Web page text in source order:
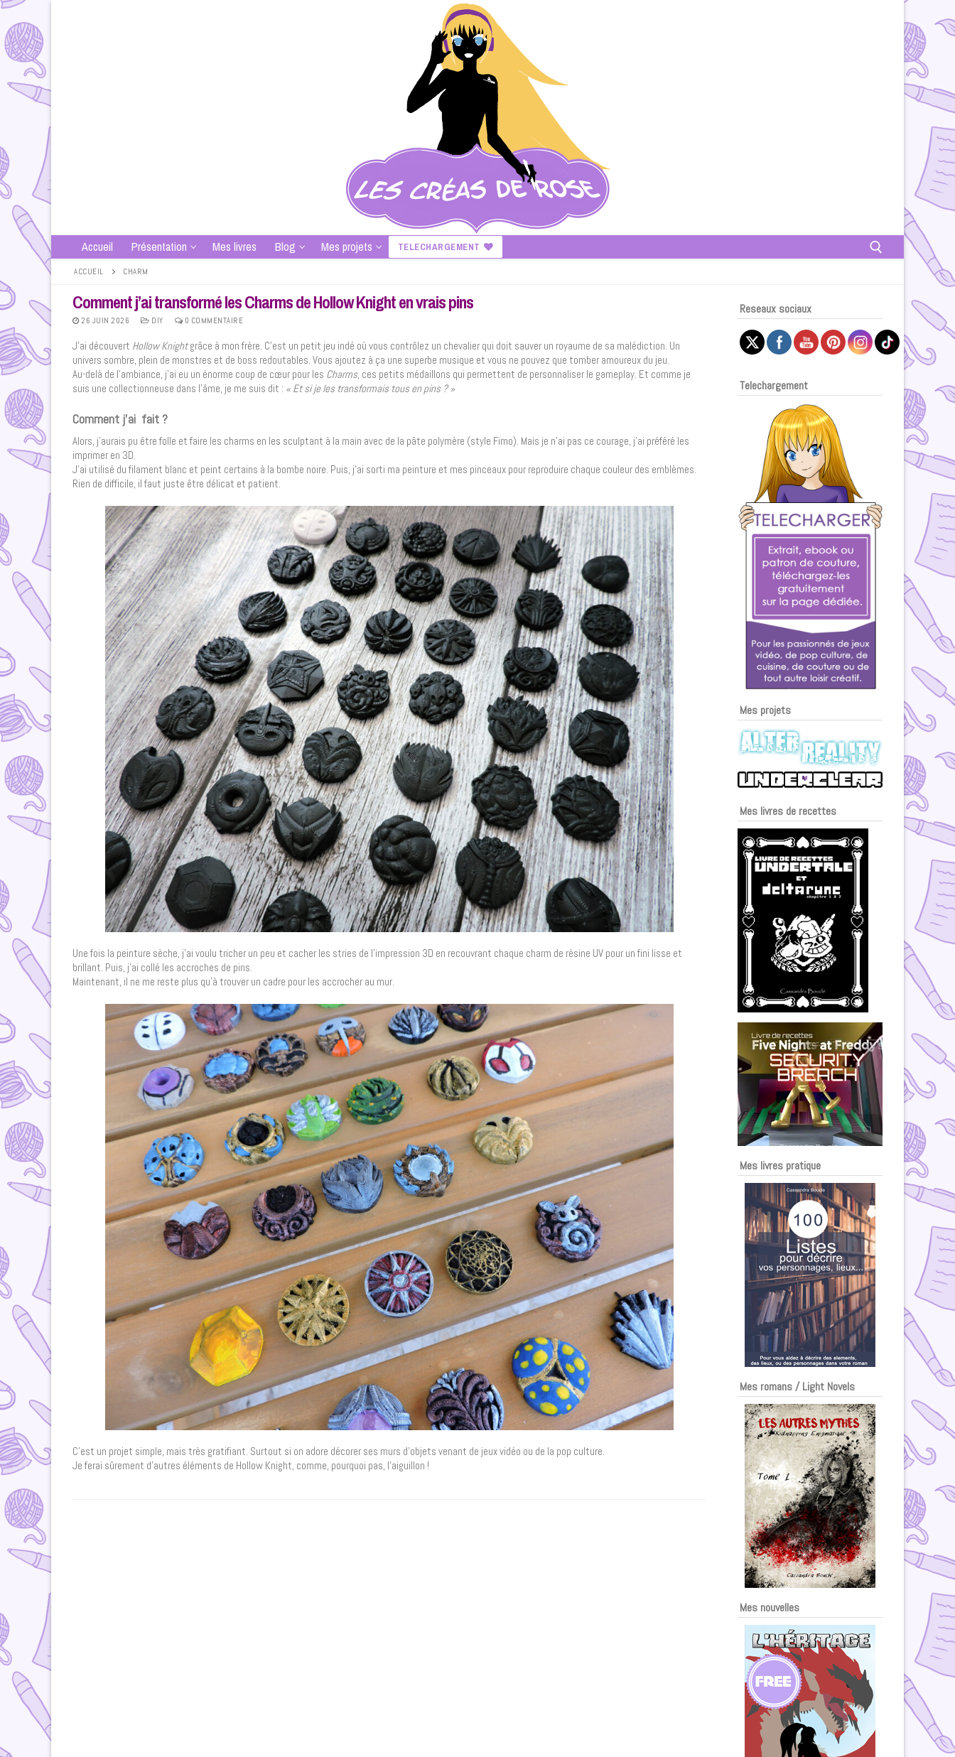
Accueil Présentation Mes livres Blog Mes projets TELECHARGEMENT
ACCUEIL CHARM
Comment j’ai transformé les Charms de Hollow Knight en vrais pins
26 JUIN 2026 DIY 0 COMMENTAIRE
J’ai découvert Hollow Knightgrâce à mon frère. C’est un petit jeu indé où vous contrôlez un chevalier qui doit sauver un royaume de sa malédiction. Un
univers sombre, plein de monstres et de boss redoutables. Vous ajoutez à ça une superbe musique et vous ne pouvez que tomber amoureux du jeu.
Au-delà de l’ambiance, j’ai eu un énorme coup de cœur pour les Charms, ces petits médaillons qui permettent de personnaliser le gameplay. Et comme je
suis une collectionneuse dans l’âme, je me suis dit : « Et si je les transformais tous en pins ? »
Comment j’ai fait ?
Alors, j’aurais pu être folle et faire les charms en les sculptant à la main avec de la pâte polymère (style Fimo). Mais je n’ai pas ce courage, j’ai préféré les
imprimer en 3D.
J’ai utilisé du filament blanc et peint certains à la bombe noire. Puis, j’ai sorti ma peinture et mes pinceaux pour reproduire chaque couleur des emblèmes.
Rien de difficile, il faut juste être délicat et patient.
Une fois la peinture sèche, j’ai voulu tricher un peu et cacher les stries de l’impression 3D en recouvrant chaque charm de résine UV pour un fini lisse et
brillant. Puis, j’ai collé les accroches de pins.
Maintenant, il ne me reste plus qu’à trouver un cadre pour les accrocher au mur.
C’est un projet simple, mais très gratifiant. Surtout si on adore décorer ses murs d’objets venant de jeux vidéo ou de la pop culture.
Je ferai sûrement d’autres éléments de Hollow Knight, comme, pourquoi pas, l’aiguillon !
Reseaux sociaux
Telechargement
Mes projets
Mes livres de recettes
Mes livres pratique
Mes romans / Light Novels
Mes nouvelles